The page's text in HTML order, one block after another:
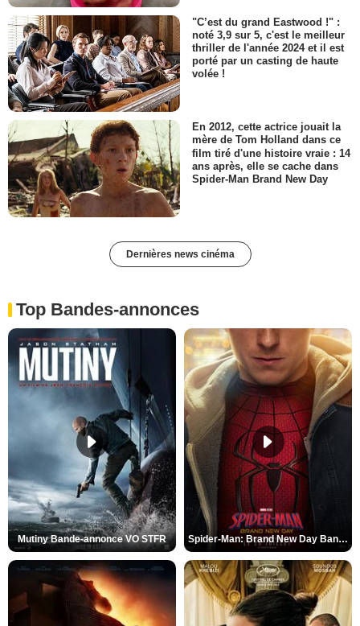
"C’est du grand Eastwood !" :
noté 3,9 sur 5, c'est le meilleur
thriller de l'année 2024 et il est
porté par un casting de haute
volée !
En 2012, cette actrice jouait la
mère de Tom Holland dans ce
film tiré d'une histoire vraie : 14
ans après, elle se cache dans
Spider-Man Brand New Day
Dernières news cinéma
Top Bandes-annonces
Mutiny Bande-annonce VO STFR Spider-Man: Brand New Day Bande-annonce VO STFR